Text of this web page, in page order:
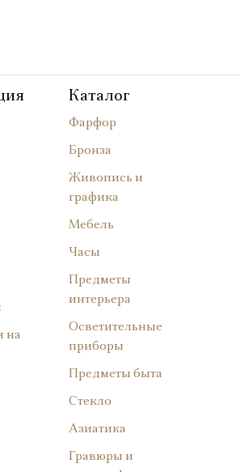
на
Каталог
Фарфор
Бронза
Живопись и
графика
Мебель
Часы
Предметы
интерьера
Осветительные
приборы
Предметы быта
Стекло
Азиатика
Гравюры и